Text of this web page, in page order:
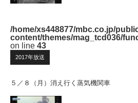
/home/xs448877/mbc.co.jp/
content/themes/mag_tcd036/
on line 43
2017年放送
５／８（月）消え行く蒸気機関車